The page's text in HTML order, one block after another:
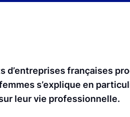
d’entreprises françaises
s’explique en
leur vie professionnelle.